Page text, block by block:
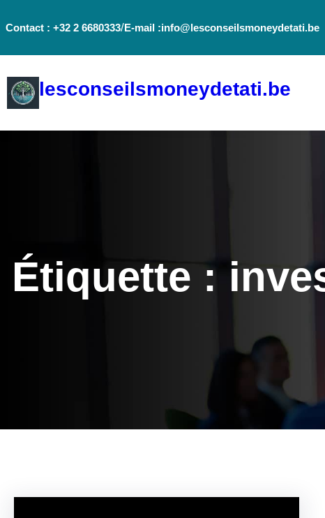
auContact : +32 2 6680333/E-mail :info@lesconseilsmoneydetati.be
lesconseilsmoneydetati.be
Étiquette :